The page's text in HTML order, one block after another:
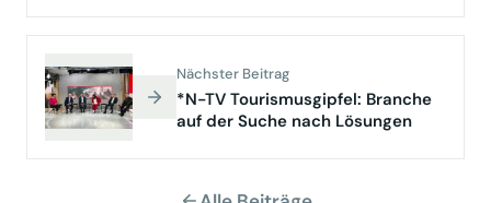
Nächster Beitrag
*N-TV Tourismusgipfel: Branche
auf der Suche nach Lösungen